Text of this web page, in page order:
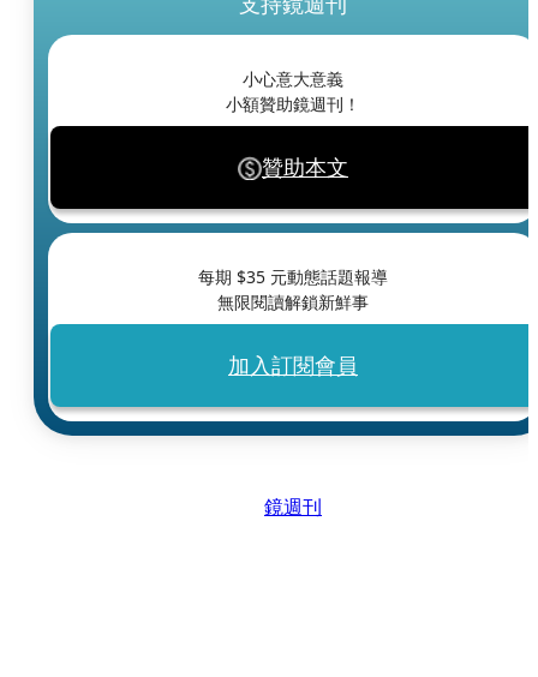
小心意大意義
小額贊助鏡週刊！
贊助本文
每期 $35 元動態話題報導
無限閱讀解鎖新鮮事
加入訂閱會員
鏡週刊